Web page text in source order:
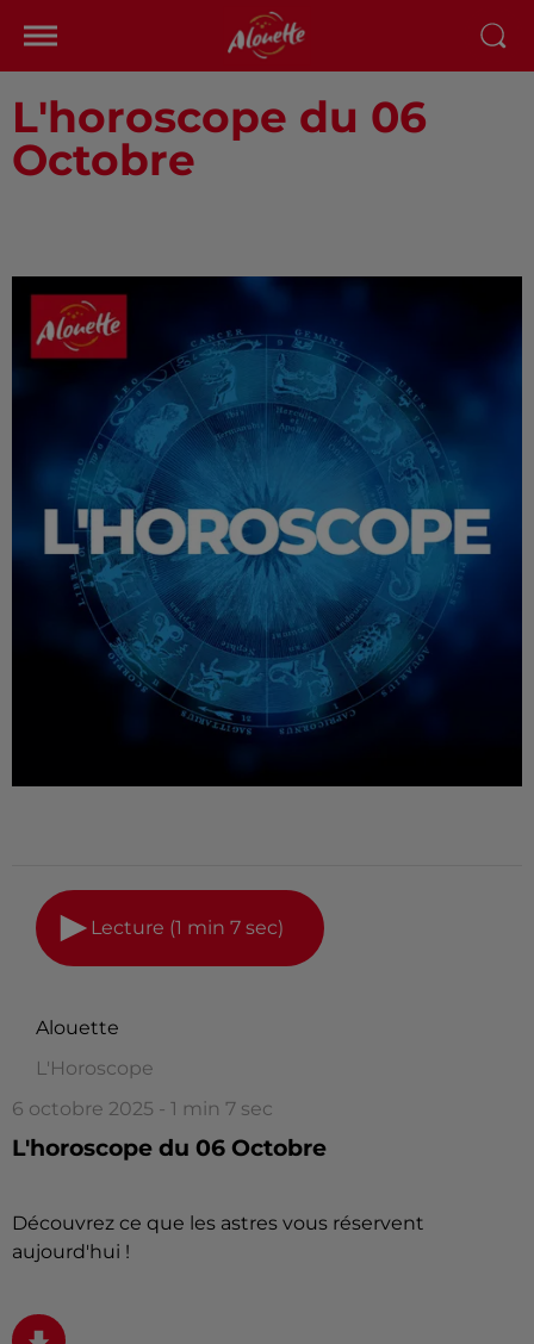
L'horoscope du 06
Octobre
Lecture (1 min 7 sec)
Alouette
L'Horoscope
6 octobre 2025 - 1 min 7 sec
L'horoscope du 06 Octobre
Découvrez ce que les astres vous réservent
aujourd'hui !